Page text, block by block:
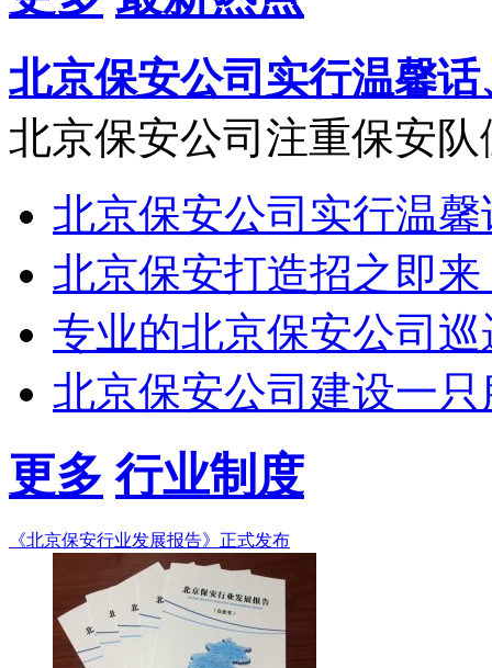
北京保安公司实行温馨
北京保安公司注重保安
北京保安公司实行温馨
北京保安打造招之即来
专业的北京保安公司巡
北京保安公司建设一只
更多 行业制度
《北京保安行业发展报告》正式发布